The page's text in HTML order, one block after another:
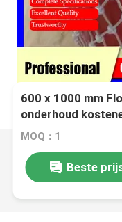
600 x 1000 mm
onderhoud
MOQ：1
Beste